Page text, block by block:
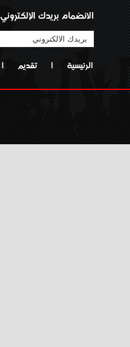
الانضمام بريدك الإلكتروني
الرئيسية | تقديم |